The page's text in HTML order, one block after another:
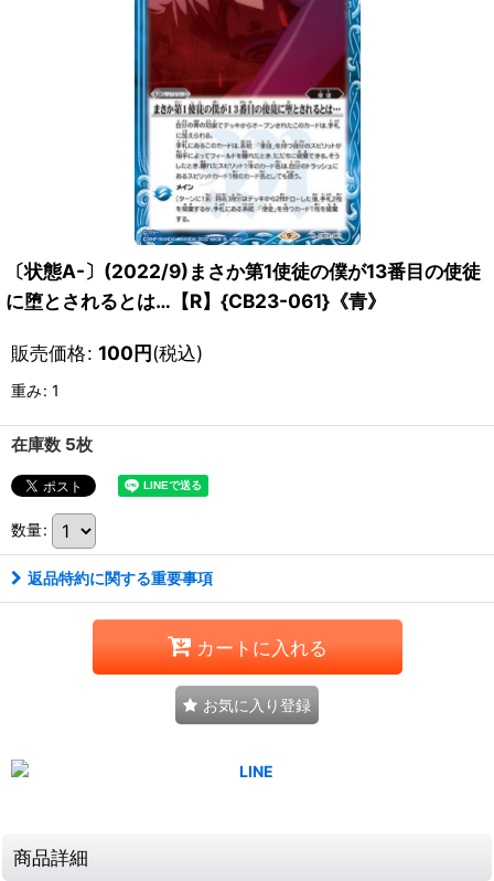
〔状態A-〕(2022/9)まさか第1使徒の僕が13番目の使徒
に堕とされるとは…【R】{CB23-061}《青》
販売価格: 100円(税込)
重み: 1
在庫数 5枚
数量:
返品特約に関する重要事項
カートに入れる
お気に入り登録
商品詳細